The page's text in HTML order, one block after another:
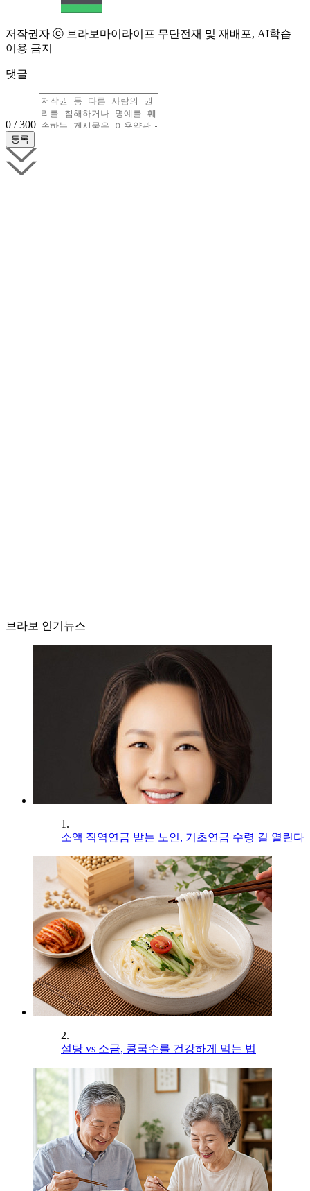
저작권자 ⓒ 브라보마이라이프 무단전재 및 재배포, AI학습
이용 금지
댓글
0 / 300
브라보 인기뉴스
1.
소액 직역연금 받는 노인, 기초연금 수령 길 열린다
2.
설탕 vs 소금, 콩국수를 건강하게 먹는 법